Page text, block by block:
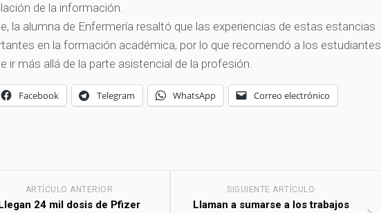
de la información.
la alumna de Enfermería resaltó que las experiencias de estas estancias
en la formación académica, por lo que recomendó a los estudiantes
ir más allá de la parte asistencial de la profesión.
Facebook Telegram WhatsApp Correo electrónico
SIGUIENTE ARTÍCULO
Llaman a sumarse a los trabajos
ARTÍCULO ANTERIOR
24 mil dosis de Pfizer